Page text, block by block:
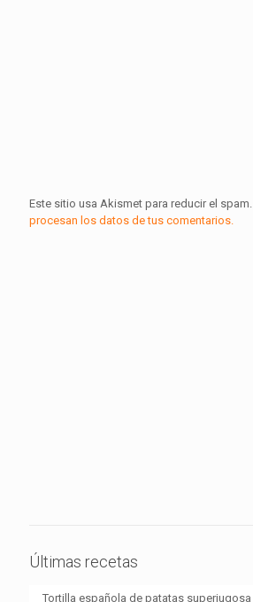
Este sitio usa Akismet para reducir el spam.
procesan los datos de tus comentarios.
Últimas recetas
Tortilla española de patatas superjugosa